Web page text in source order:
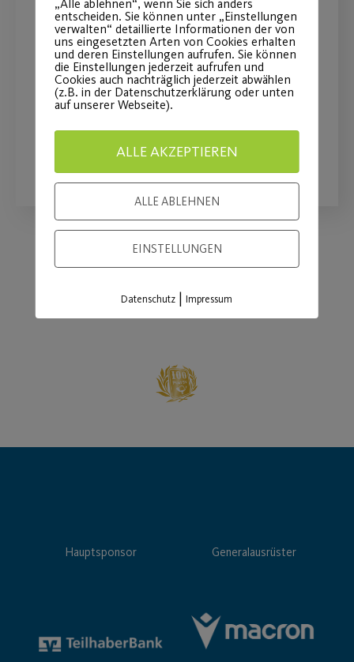
Fit durch die kalte
Jahreszeit
AOK Bayern gibt Tipps zur Stärkung
des Immunsystems.
WEITERLESEN
Load More
Hauptsponsor Generalausrüster
„Alle ablehnen“, wenn Sie sich anders
entscheiden. Sie können unter „Einstellungen
verwalten“ detaillierte Informationen der von
uns eingesetzten Arten von Cookies erhalten
und deren Einstellungen aufrufen. Sie können
die Einstellungen jederzeit aufrufen und
Cookies auch nachträglich jederzeit abwählen
(z.B. in der Datenschutzerklärung oder unten
auf unserer Webseite).
ALLE AKZEPTIEREN
ALLE ABLEHNEN
EINSTELLUNGEN
Datenschutz |Impressum